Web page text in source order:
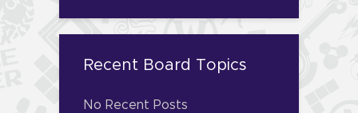
Recent Board Topics
No Recent Posts